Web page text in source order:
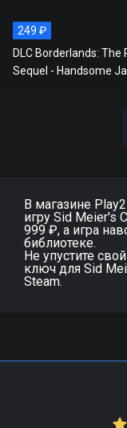
249 ₽
DLC Borderlands: The Pre-
Sequel - Handsome
В магазине
игру Sid Meier's
999 ₽, а игра
библиотеке.
Не упустите
ключ для Sid
Steam.